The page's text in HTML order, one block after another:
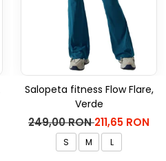
Salopeta fitness Flow Flare,
Verde
249,00 RON211,65 RON
S M L